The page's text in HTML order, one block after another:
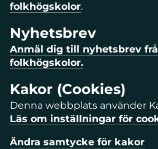
folkhögskolor.
Nyhetsbrev
Anmäl dig till nyhetsbrev
folkhögskolor.
Kakor (Cookies)
Denna webbplats använder
Läs om inställningar för
Ändra samtycke för kakor